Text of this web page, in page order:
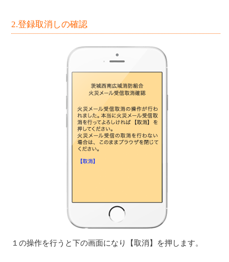
2.登録取消しの確認
１の操作を行うと下の画面になり【取消】を押します。